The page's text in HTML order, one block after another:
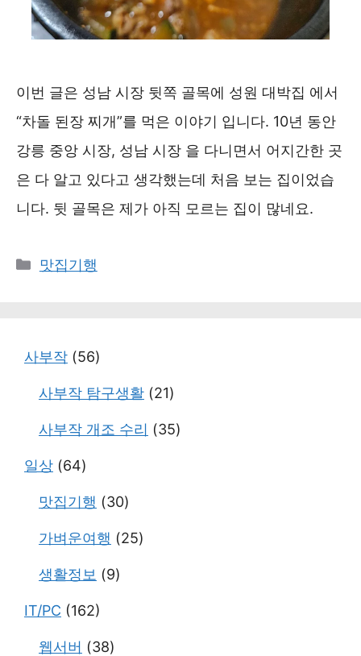
이번 글은 성남 시장 뒷쪽 골목에 성원 대박집 에서
“차돌 된장 찌개”를 먹은 이야기 입니다. 10년 동안
강릉 중앙 시장, 성남 시장 을 다니면서 어지간한 곳
은 다 알고 있다고 생각했는데 처음 보는 집이었습
니다. 뒷 골목은 제가 아직 모르는 집이 많네요.
카
맛집기행
사부작 (56)
사부작 탐구생활 (21)
사부작 개조 수리 (35)
일상 (64)
맛집기행 (30)
가벼운여행 (25)
생활정보 (9)
IT/PC (162)
웹서버 (38)